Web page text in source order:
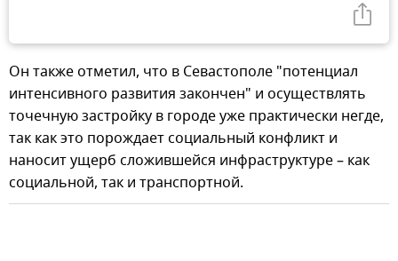
Он также отметил, что в Севастополе "потенциал
интенсивного развития закончен" и осуществлять
точечную застройку в городе уже практически негде,
так как это порождает социальный конфликт и
наносит ущерб сложившейся инфраструктуре – как
социальной, так и транспортной.